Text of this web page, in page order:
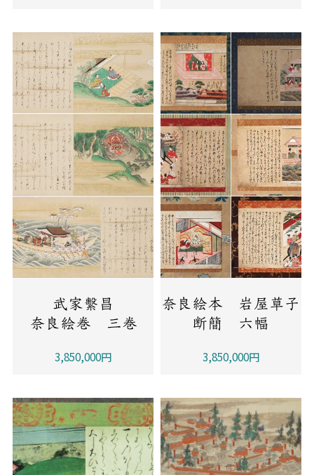
武家繫昌
奈良絵巻 三巻
3,850,000円
奈良絵本 岩屋草子
断簡 六幅
3,850,000円